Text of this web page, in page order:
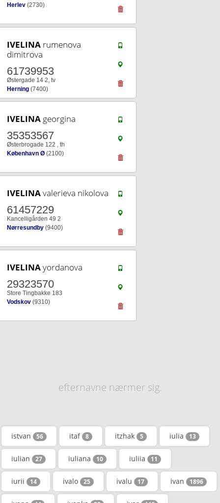
Herlev (2730)
IVELINA rumenova
dimitrova
61739953
Østergade 14 2, tv
Herning (7400)
IVELINA georgina
35353567
Østerbrogade 122 , th
København Ø (2100)
IVELINAvalerieva nikolova
61457229
Kancelligården 49 2
Nørresundby (9400)
IVELINAyordanova
29323570
Store Tingbakke 183
Vodskov (9310)
efternavne nærmer sig.
istvan 56 itaf 8 itzhak 5 iulia 13
iulian 27 iuliana 10 iuliia 11
iurii 14 ivalo 25 ivalu 17 ivan 1896